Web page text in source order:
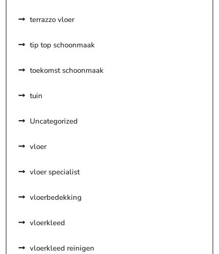
terrazzo vloer
tip top schoonmaak
toekomst schoonmaak
tuin
Uncategorized
vloer
vloer specialist
vloerbedekking
vloerkleed
vloerkleed reinigen